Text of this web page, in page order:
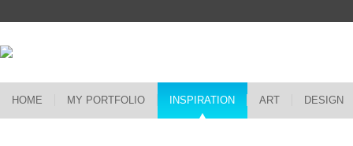
HOME MY PORTFOLIO INSPIRATION ART DESIGN